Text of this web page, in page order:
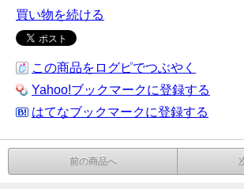
買い物を続ける
この商品をログピでつぶやく
Yahoo!ブックマークに登録する
はてなブックマークに登録する
前の商品へ